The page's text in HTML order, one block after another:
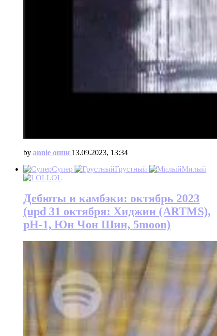
by annie онни 13.09.2023, 13:34
Супер
Грустный
Милый
LOL
Дебюты и камбэки: октябрь 2023
(upd 31 октября: Хиджин (ARTMS),
pH-1, Юн Чон Шин, 5moon)